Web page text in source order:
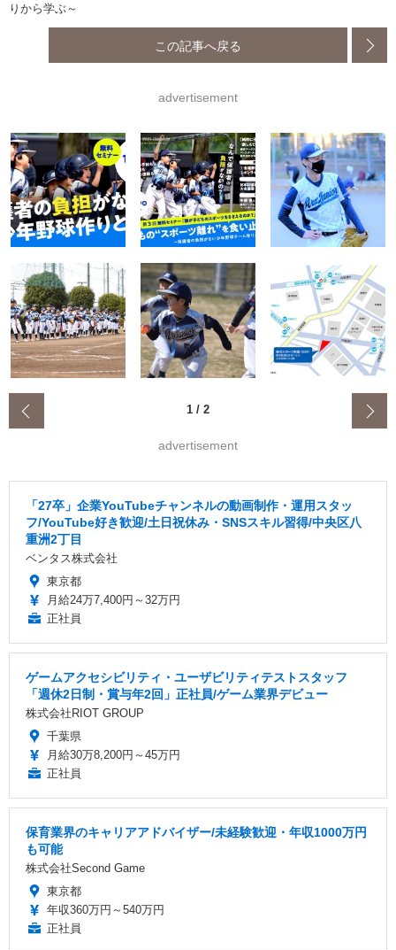
りから学ぶ～
この記事へ戻る
advertisement
1 / 2
advertisement
「27卒」企業YouTubeチャンネルの動画制作・運用スタッ
フ/YouTube好き歓迎/土日祝休み・SNSスキル習得/中央区八
重洲2丁目
ベンタス株式会社
東京都
月給24万7,400円～32万円
正社員
ゲームアクセシビリティ・ユーザビリティテストスタッフ
「週休2日制・賞与年2回」正社員/ゲーム業界デビュー
株式会社RIOT GROUP
千葉県
月給30万8,200円～45万円
正社員
保育業界のキャリアアドバイザー/未経験歓迎・年収1000万円
も可能
株式会社Second Game
東京都
年収360万円～540万円
正社員